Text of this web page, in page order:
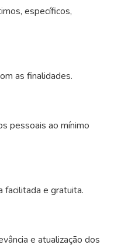
específicos,
as finalidades.
pessoais ao mínimo
facilitada e gratuita.
e atualização dos